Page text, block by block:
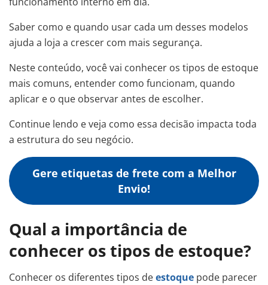
Saber como e quando usar cada um desses modelos
ajuda a loja a crescer com mais segurança.
Neste conteúdo, você vai conhecer os tipos de estoque
mais comuns, entender como funcionam, quando
aplicar e o que observar antes de escolher.
Continue lendo e veja como essa decisão impacta toda
a estrutura do seu negócio.
Gere etiquetas de frete com a Melhor
Envio!
Qual a importância de
conhecer os tipos de estoque?
Conhecer os diferentes tipos deestoque pode parecer